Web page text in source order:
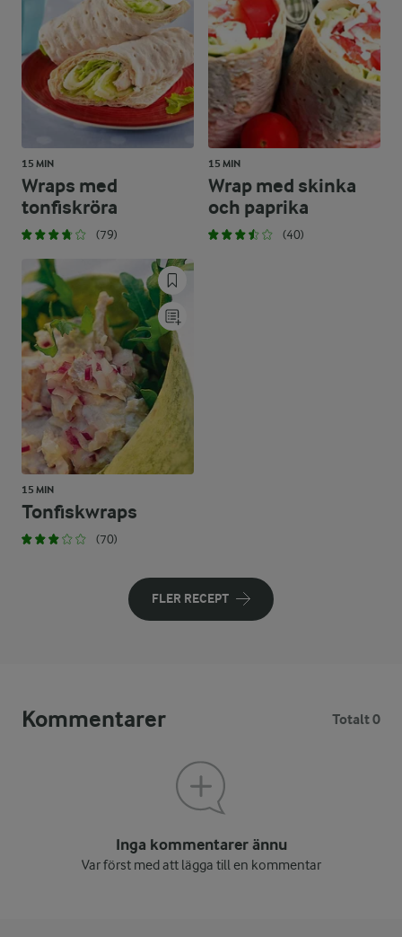
15 MIN
Wraps med
tonfiskröra
(79)
15 MIN
Wrap med skinka
och paprika
(40)
15 MIN
Tonfiskwraps
(70)
FLER RECEPT
Kommentarer Totalt 0
Inga kommentarer ännu
Var först med att lägga till en kommentar